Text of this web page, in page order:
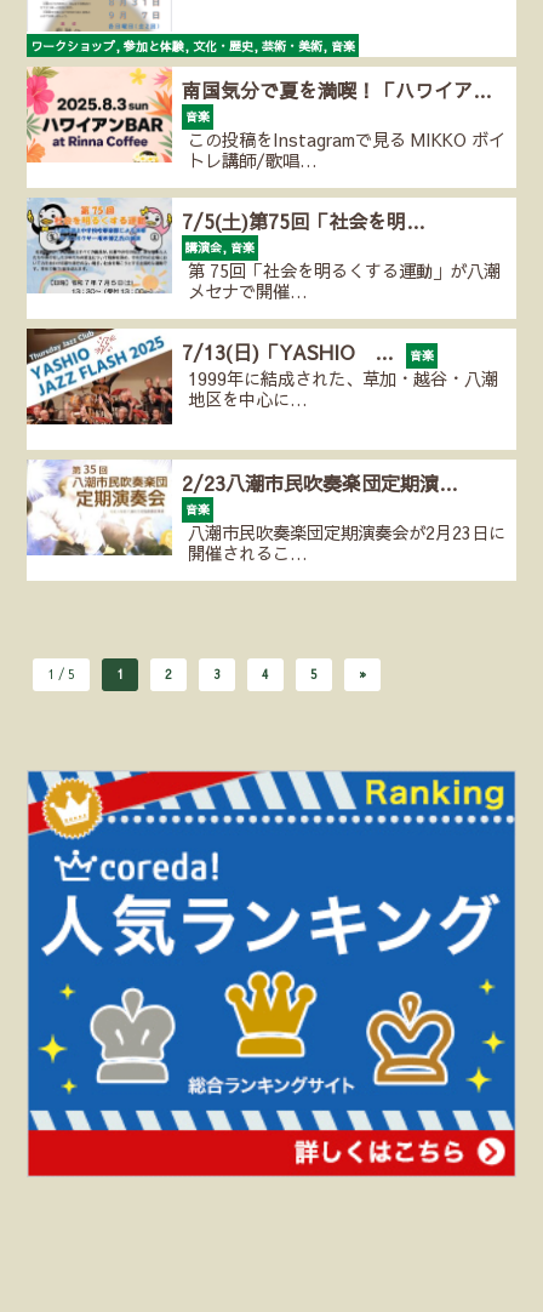
ワークショップ, 参加と体験, 文化・歴史, 芸術・美術, 音楽
お祭りや日本舞踊などで欠かせない「小鼓」。歌いな…
南国気分で夏を満喫！「ハワイア…
音楽
この投稿をInstagramで見る MIKKO ボイ
トレ講師/歌唱…
7/5(土)第75回「社会を明…
講演会, 音楽
第 75回「社会を明るくする運動」が八潮
メセナで開催…
7/13(日)「YASHIO … 音楽
1999年に結成された、草加・越谷・八潮
地区を中心に…
2/23八潮市民吹奏楽団定期演…
音楽
八潮市民吹奏楽団定期演奏会が2月23日に
開催されるこ…
1 / 5 1 2 3 4 5 »